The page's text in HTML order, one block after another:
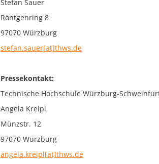
Stefan Sauer
Röntgenring 8
97070 Würzburg
stefan.sauer[at]thws.de
Pressekontakt:
Technische Hochschule Würzburg-
Angela Kreipl
Münzstr. 12
97070 Würzburg
angela.kreipl[at]thws.de